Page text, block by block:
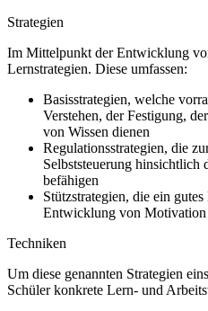
Strategien
Im Mittelpunkt der Entwicklung
Lernstrategien. Diese umfassen:
Basisstrategien, welche
Verstehen, der Festigung,
von Wissen dienen
Regulationsstrategien, die
Selbststeuerung hinsichtlich
befähigen
Stützstrategien, die ein
Entwicklung von
Techniken
Um diese genannten Strategien
Schüler konkrete Lern- und